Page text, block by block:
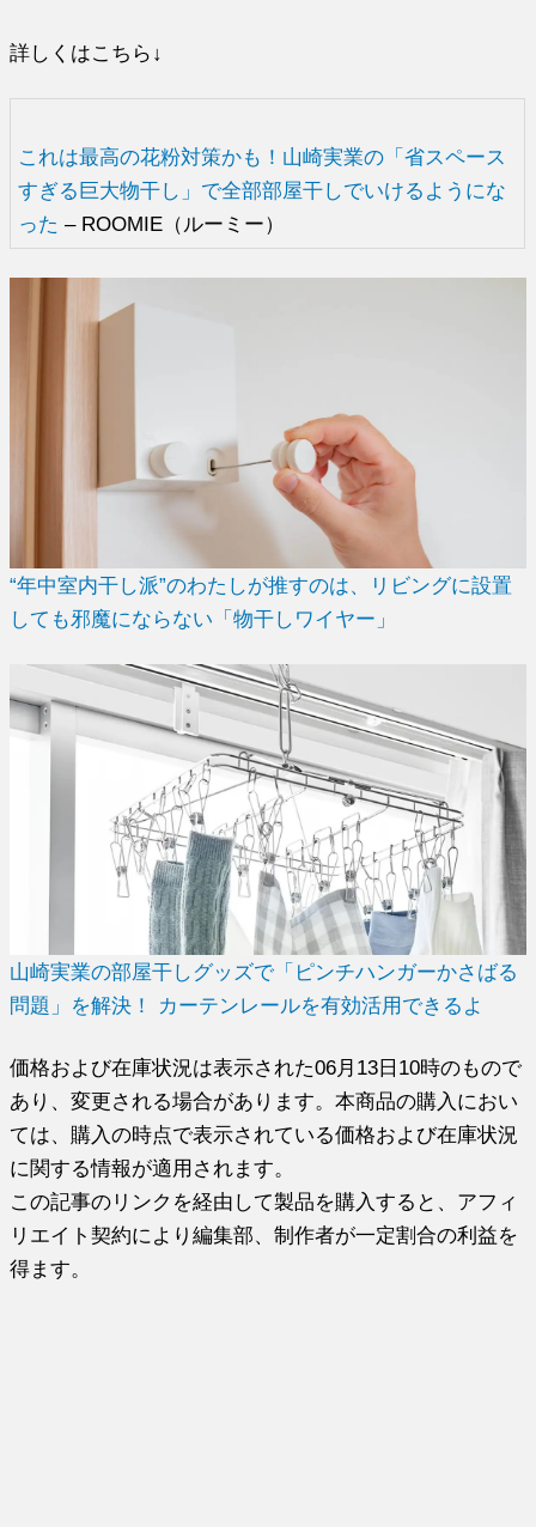
詳しくはこちら↓
これは最高の花粉対策かも！山崎実業の「省スペース
すぎる巨大物干し」で全部部屋干しでいけるようにな
った – ROOMIE（ルーミー）
“年中室内干し派”のわたしが推すのは、リビングに設置
しても邪魔にならない「物干しワイヤー」
山崎実業の部屋干しグッズで「ピンチハンガーかさばる
問題」を解決！ カーテンレールを有効活用できるよ
価格および在庫状況は表示された06月13日10時のもので
あり、変更される場合があります。本商品の購入におい
ては、購入の時点で表示されている価格および在庫状況
に関する情報が適用されます。
この記事のリンクを経由して製品を購入すると、アフィ
リエイト契約により編集部、制作者が一定割合の利益を
得ます。